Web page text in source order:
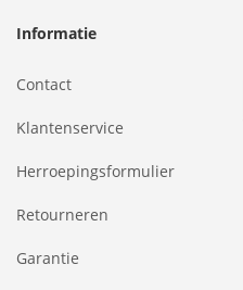
Informatie
Contact
Klantenservice
Herroepingsformulier
Retourneren
Garantie